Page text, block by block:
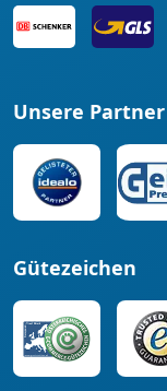
Unsere Partner
Gütezeichen